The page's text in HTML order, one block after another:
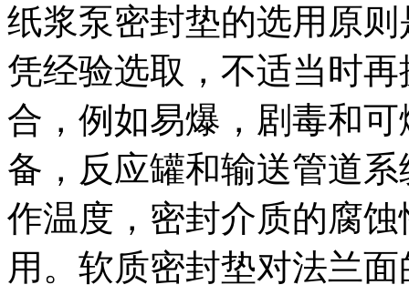
纸浆泵密封垫的选用原
凭经验选取，不适当时
合，例如易爆，剧毒和
备，反应罐和输送管道
作温度，密封介质的腐
用。软质密封垫对法兰